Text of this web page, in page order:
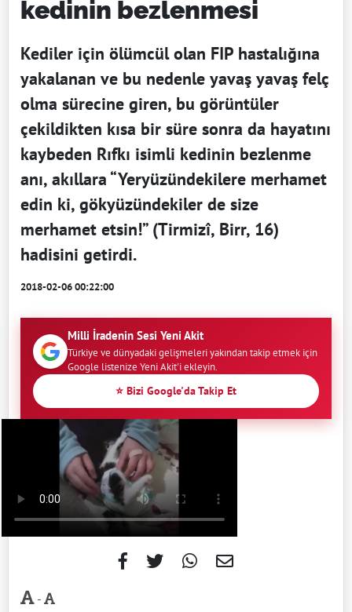
kedinin bezlenmesi
Kediler için ölümcül olan FIP hastalığına
yakalanan ve bu nedenle yavaş yavaş felç
olma sürecine giren, bu görüntüler
çekildikten kısa bir süre sonra da hayatını
kaybeden Rıfkı isimli kedinin bezlenme
anı, akıllara “Yeryüzündekilere merhamet
edin ki, gökyüzündekiler de size
merhamet etsin!” (Tirmizî, Birr, 16)
hadisini getirdi.
2018-02-06 00:22:00
Milli İradenin Sesi Yeni Akit
Türkiye ve dünyadaki gelişmeleri yakından takip etmek için
Google listenize Yeni Akit'i ekleyin.
⭐ Bizi Google'da Takip Et
-